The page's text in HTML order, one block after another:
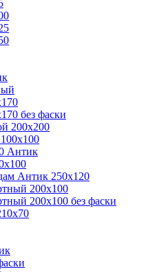
без фаски
200х200
Антик
Антик 250х120
200х100
200х100 без фаски